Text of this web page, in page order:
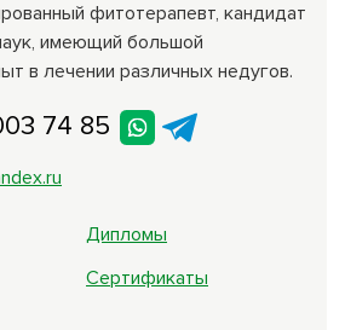
фитотерапевт, кандидат
имеющий большой
в лечении различных недугов.
74 85
Дипломы
Сертификаты